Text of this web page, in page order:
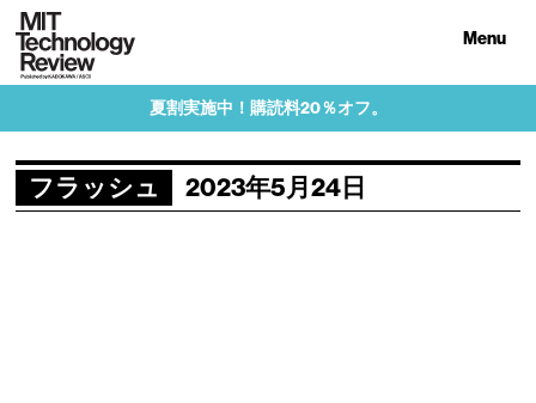
Menu
夏割実施中！購読料20％オフ。
フラッシュ 2023年5月24日